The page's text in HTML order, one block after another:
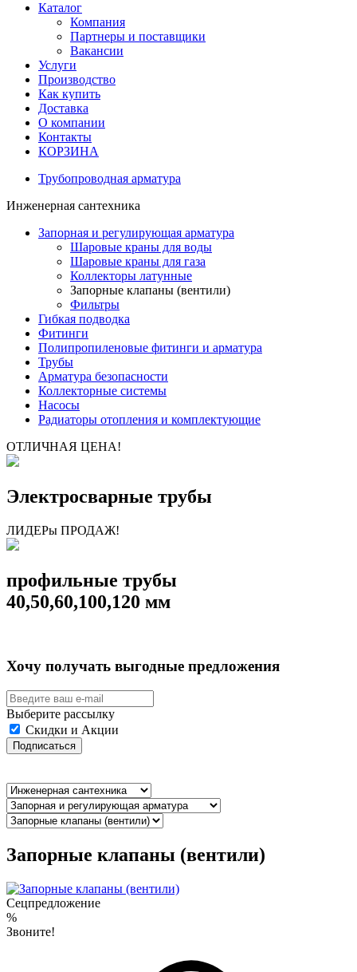
Каталог
Компания
Партнеры и поставщики
Вакансии
Услуги
Производство
Как купить
Доставка
О компании
Контакты
КОРЗИНА
Трубопроводная арматура
Инженерная сантехника
Запорная и регулирующая арматура
Шаровые краны для воды
Шаровые краны для газа
Коллекторы латунные
Запорные клапаны (вентили)
Фильтры
Гибкая подводка
Фитинги
Полипропиленовые фитинги и арматура
Трубы
Арматура безопасности
Коллекторные системы
Насосы
Радиаторы отопления и комплектующие
ОТЛИЧНАЯ ЦЕНА!
Электросварные трубы
ЛИДЕРы ПРОДАЖ!
профильные трубы
40,50,60,100,120 мм
Хочу получать выгодные предложения
Выберите рассылку
Скидки и Акции
Подписаться
Запорные клапаны (вентили)
Сецпредложение
%
Звоните!